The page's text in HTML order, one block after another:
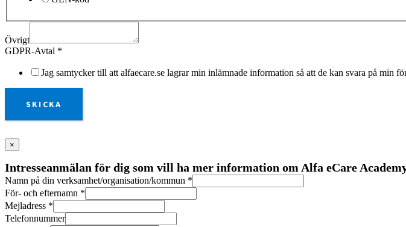
Övrigt
GDPR-Avtal *
Jag samtycker till att alfaecare.se lagrar min inlämnade information så att de kan svara på min
SKICKA
×
Intresseanmälan för dig som vill ha mer information om Alfa eCare
Namn på din verksamhet/organisation/kommun *
För- och efternamn *
Mejladress *
Telefonnummer